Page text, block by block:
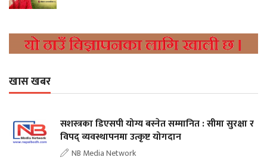
खास खबर
सशस्त्रका डिएसपी योग्य बस्नेत सम्मानित : सीमा सुरक्षा र
विपद् व्यवस्थापनमा उत्कृष्ट योगदान
NB Media Network